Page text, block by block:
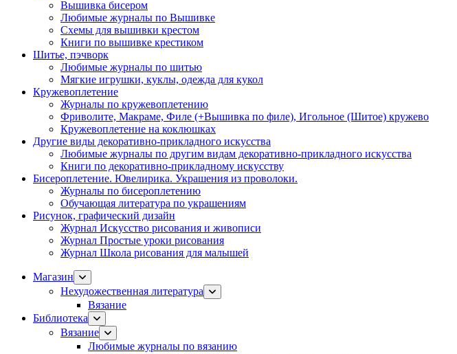
Вышивка бисером
Любимые журналы по Вышивке
Схемы для вышивки крестом
Книги по вышивке крестиком
Шитье, пэчворк
Любимые журналы по шитью
Мягкие игрушки, куклы, одежда для кукол
Кружевоплетение
Журналы по кружевоплетению
Фриволите, Макраме, Филе (+Вышивка по филе), Игольное (Шитое) кружево
Кружевоплетение на коклюшках
Другие виды декоративно-прикладного искусства
Любимые журналы по другим видам декоративно-прикладного искусства
Книги по декоративно-прикладному искусству
Бисероплетение. Ювелирика. Украшения из проволоки.
Журналы по бисероплетению
Обучающая литература по украшениям
Рисунок, графический дизайн
Журнал Искусство рисования и живописи
Журнал Простые уроки рисования
Журнал Школа рисования для малышей
Магазин
Нехудожественная литература
Вязание
Библиотека
Вязание
Любимые журналы по вязанию